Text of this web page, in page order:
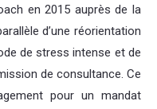
en 2015 auprès de la
d’une réorientation
de stress intense et de
de consultance. Ce
pour un mandat